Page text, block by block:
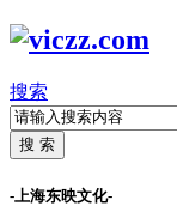
搜索
搜 索
-上海东映文化-